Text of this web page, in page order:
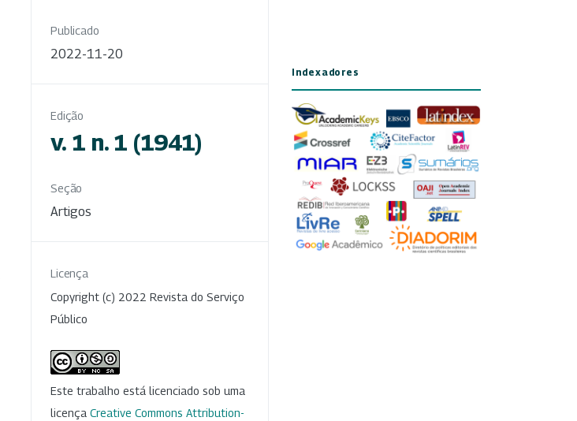
Publicado
2022-11-20
Edição
v. 1 n. 1 (1941)
Seção
Artigos
Licença
Copyright (c) 2022 Revista do Serviço
Público
Este trabalho está licenciado sob uma
licença Creative Commons Attribution-
Indexadores